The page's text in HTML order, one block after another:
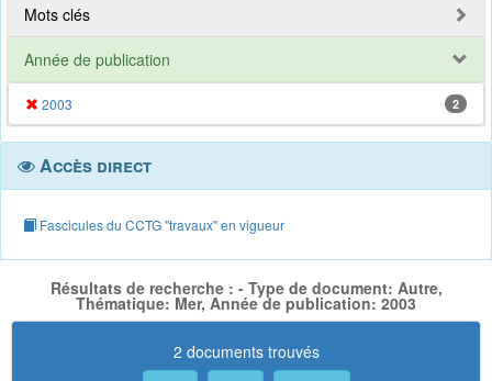
Mots clés
Année de publication
2003 2
Accès direct
Fascicules du CCTG "travaux" en vigueur
Résultats de recherche : - Type de document: Autre,
Thématique: Mer, Année de publication: 2003
2 documents trouvés